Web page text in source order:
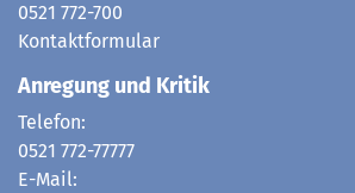
0521 772-700
Kontaktformular
Anregung und Kritik
Telefon:
0521 772-77777
E-Mail: